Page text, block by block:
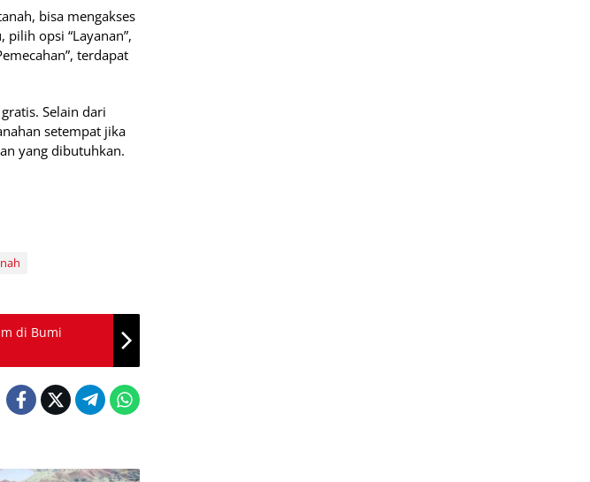
bisa mengakses
opsi “Layanan”,
terdapat
Selain dari
setempat jika
yang dibutuhkan.
di Bumi